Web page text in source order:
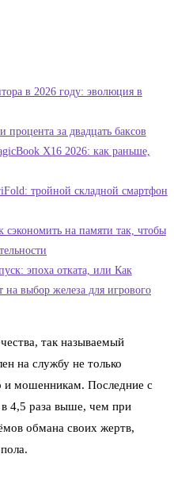
в 2026 году: эволюция в
за двадцать баксов
X16 2026: как раньше,
тройной складной смартфон
сэкономить на памяти так, чтобы
эпоха отката, или Как
выбор железа для игрового
так называемый
на службу не только
мошенникам. Последние с
4,5 раза выше, чем при
обмана своих жертв,